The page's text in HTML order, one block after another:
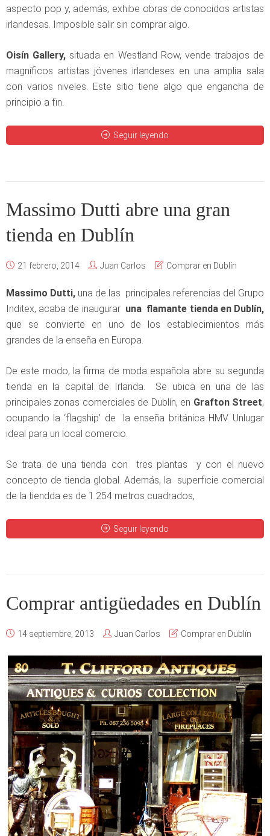
aspecto pop y, además, exhibe obras de conocidos artistas
irlandesas. Imposible salir sin comprar algo.
Oisín Gallery, situada en Westland Row, vende trabajos de
magníficos artistas jóvenes irlandeses en una amplia sala
con varios niveles. Este sitio tiene algo que engancha de
principio a fin.
Seguir leyendo
Massimo Dutti abre una gran
tienda en Dublín
21 febrero, 2014 Juan Carlos Comprar en Dublín
Massimo Dutti, una de las principales referencias del Grupo
Inditex, acaba de inaugurar una flamante tienda en Dublín,
que se convierte en uno de los establecimientos más
grandes de la enseña en Europa.
De este modo, la firma de moda española abre su segunda
tienda en la capital de Irlanda. Se ubica en una de las
principales zonas comerciales de Dublín, en Grafton Street,
ocupando la ‘flagship’ de la enseña británica HMV. Unlugar
ideal para un local comercio.
Se trata de una tienda con tres plantas y con el nuevo
concepto de tienda global. Además, la superficie comercial
de la tiendda es de 1.254 metros cuadrados,
Seguir leyendo
Comprar antigüedades en Dublín
14 septiembre, 2013 Juan Carlos Comprar en Dublín